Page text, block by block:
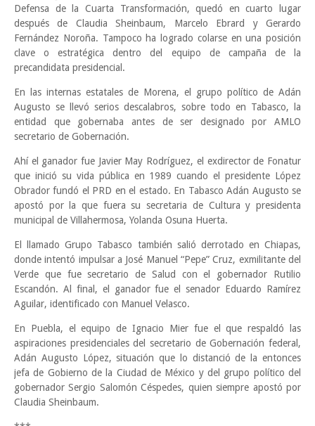
Defensa de la Cuarta Transformación, quedó en cuarto lugar
después de Claudia Sheinbaum, Marcelo Ebrard y Gerardo
Fernández Noroña. Tampoco ha logrado colarse en una posición
clave o estratégica dentro del equipo de campaña de la
precandidata presidencial.
En las internas estatales de Morena, el grupo político de Adán
Augusto se llevó serios descalabros, sobre todo en Tabasco, la
entidad que gobernaba antes de ser designado por AMLO
secretario de Gobernación.
Ahí el ganador fue Javier May Rodríguez, el exdirector de Fonatur
que inició su vida pública en 1989 cuando el presidente López
Obrador fundó el PRD en el estado. En Tabasco Adán Augusto se
apostó por la que fuera su secretaria de Cultura y presidenta
municipal de Villahermosa, Yolanda Osuna Huerta.
El llamado Grupo Tabasco también salió derrotado en Chiapas,
donde intentó impulsar a José Manuel “Pepe” Cruz, exmilitante del
Verde que fue secretario de Salud con el gobernador Rutilio
Escandón. Al final, el ganador fue el senador Eduardo Ramírez
Aguilar, identificado con Manuel Velasco.
En Puebla, el equipo de Ignacio Mier fue el que respaldó las
aspiraciones presidenciales del secretario de Gobernación federal,
Adán Augusto López, situación que lo distanció de la entonces
jefa de Gobierno de la Ciudad de México y del grupo político del
gobernador Sergio Salomón Céspedes, quien siempre apostó por
Claudia Sheinbaum.